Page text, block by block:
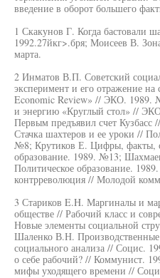
введение в оборот большего
1 Скакунов Г. Когда бастовали
1992.27йкг>.бря; Моисеев В.
марта.
2 Инматов В.П. Советский
эксперимент и его отражение
Economic Review» // ЭКО. 1989.
и энергию «Круглый стол» //
Первым предъявил счет
Стачка шахтеров и ее уроки //
№8; Крутиков Е. Цифры, факты,
образование. 1989. №13;
Политическое образование.
контрреволюция // Молодой
3 Стариков E.H. Маргиналы и
обществе // Рабочий класс и
Новые элементы социальной
Шаленко В.Н. Производственные
социального анализа // Социс.
о себе рабочий? // Коммунист.
мифы уходящего времени //